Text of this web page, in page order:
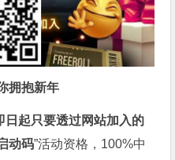
拥抱新年
日起只要透过网站加入的
动码”活动资格，100%中